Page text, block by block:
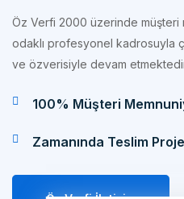
ve özverisiyle devam
100% Müşteri
Zamanında Teslim